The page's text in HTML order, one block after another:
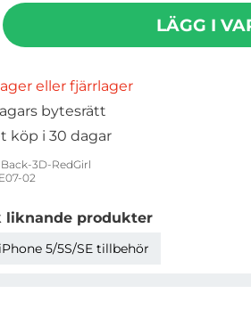
LÄGG I
eller fjärrlager
bytesrätt
köp i 30 dagar
3D-RedGirl
E07-02
liknande produkter
iPhone 5/5S/SE tillbehör